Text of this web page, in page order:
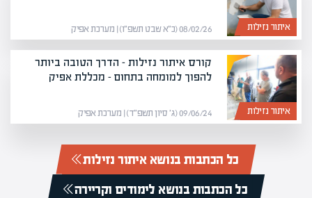
איתור נזילות 08/02/26 (כ״א שבט תשפ״ו) | מערכת אפיק
איתור נזילות
קורס איתור נזילות – הדרך הטובה ביותר
להפוך למומחה בתחום – מכללת אפיק
09/06/24 (ג׳ סיון תשפ״ד) | מערכת אפיק
כל הכתבות בנושא איתור נזילות
כל הכתבות בנושא לימודים וקריירה